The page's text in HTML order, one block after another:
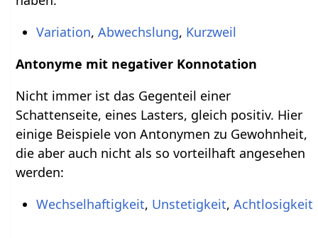
Variation, Abwechslung, Kurzweil
Antonyme mit negativer Konnotation
Nicht immer ist das Gegenteil einer
Schattenseite, eines Lasters, gleich positiv. Hier
einige Beispiele von Antonymen zu Gewohnheit,
die aber auch nicht als so vorteilhaft angesehen
werden:
Wechselhaftigkeit, Unstetigkeit, Achtlosigkeit